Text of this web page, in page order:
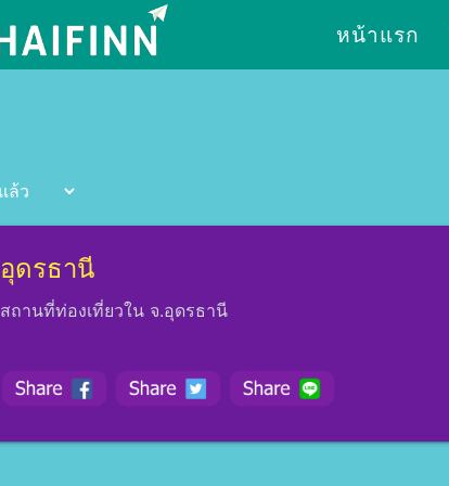
หน้าแรก
อุดรธานี
สถานที่ท่องเที่ยวใน จ.อุดรธานี